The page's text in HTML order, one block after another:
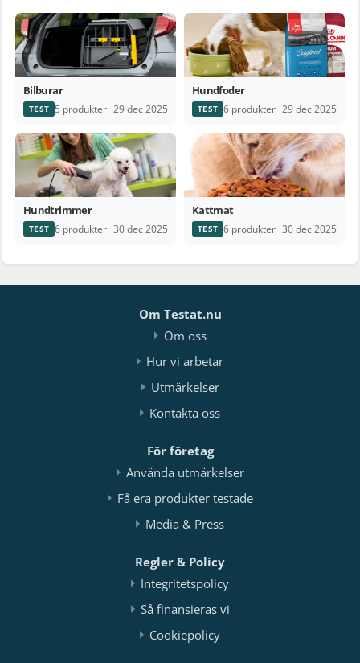
Bilburar
TEST 5 produkter 29 dec 2025
Hundfoder
TEST 6 produkter 29 dec 2025
Hundtrimmer
TEST 6 produkter 30 dec 2025
Kattmat
TEST 6 produkter 30 dec 2025
Om Testat.nu
Om oss
Hur vi arbetar
Utmärkelser
Kontakta oss
För företag
Använda utmärkelser
Få era produkter testade
Media & Press
Regler & Policy
Integritetspolicy
Så finansieras vi
Cookiepolicy